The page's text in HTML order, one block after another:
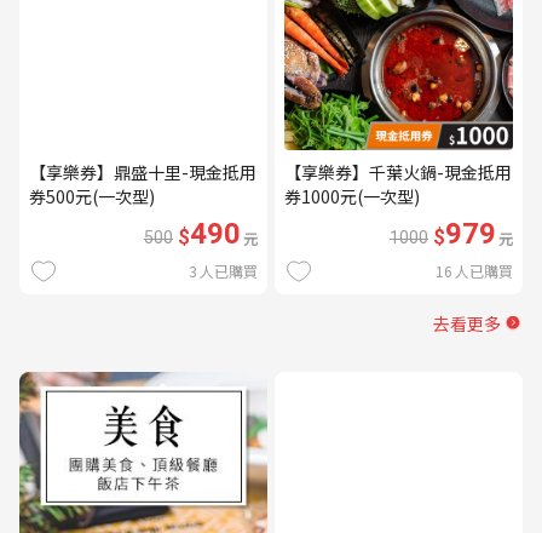
【享樂券】鼎盛十里-現金抵用
券500元(一次型)
500 $490元
3 人已購買
【享樂券】千葉火鍋-現金抵用
券1000元(一次型)
1000 $979元
16 人已購買
去看更多